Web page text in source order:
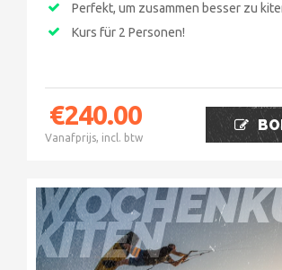
Perfekt, um zusammen besser zu
Kurs für 2 Personen!
€240.00
Vanafprijs, incl. btw
KITEN